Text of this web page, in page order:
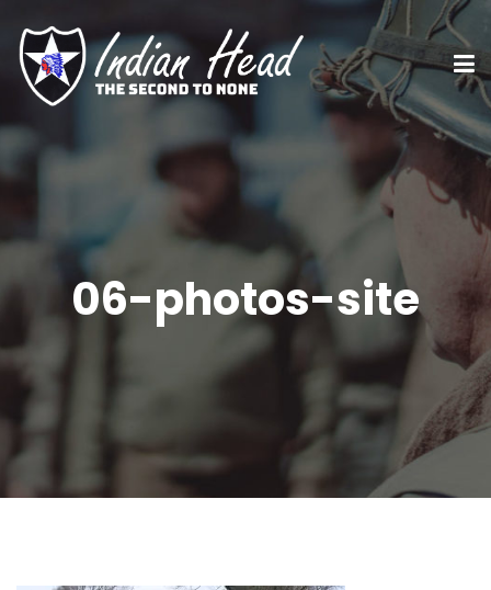
06-photos-site